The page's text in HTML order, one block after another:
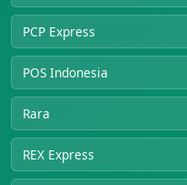
PCP Express
POS Indonesia
Rara
REX Express